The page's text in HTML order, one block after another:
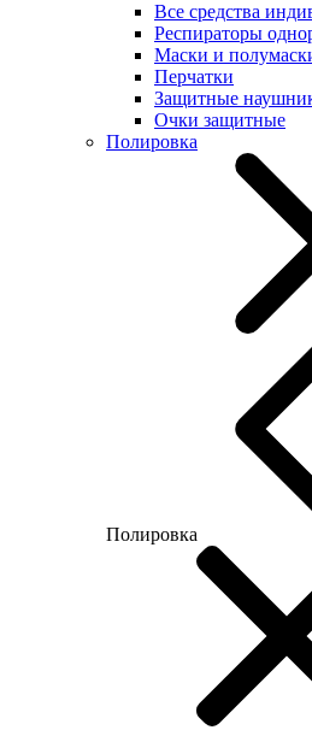
Все средства
Респираторы
Маски и
Перчатки
Защитные
Очки защитные
Полировка
Полировка